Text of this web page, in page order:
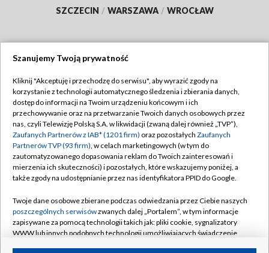
SZCZECIN / WARSZAWA / WROCŁAW
TVP
Abonament TVP
Emisja w TVP
Centrum informacji TVP
Naziemna Telewizja Cyfrowa
Rada Programowa
System NOS
Informacje o nadawcy
Regulamin TVP
Polityka prywatności
Moje zgody
Pomoc
Kontakt
Kanały
Szanujemy Twoją prywatność
Kliknij "Akceptuję i przechodzę do serwisu", aby wyrazić zgody na
korzystanie z technologii automatycznego śledzenia i zbierania danych,
dostęp do informacji na Twoim urządzeniu końcowym i ich
przechowywanie oraz na przetwarzanie Twoich danych osobowych przez
nas, czyli Telewizję Polską S.A. w likwidacji (zwaną dalej również „TVP”),
Zaufanych Partnerów z IAB* (1201 firm) oraz pozostałych Zaufanych
Partnerów TVP (93 firm), w celach marketingowych (w tym do
zautomatyzowanego dopasowania reklam do Twoich zainteresowań i
mierzenia ich skuteczności) i pozostałych, które wskazujemy poniżej, a
także zgody na udostępnianie przez nas identyfikatora PPID do Google.
Twoje dane osobowe zbierane podczas odwiedzania przez Ciebie naszych
poszczególnych serwisówzwanych dalej „Portalem”, w tym informacje
zapisywane za pomocą technologii takich jak: pliki cookie, sygnalizatory
WWW lub innych podobnych technologii umożliwiających świadczenie